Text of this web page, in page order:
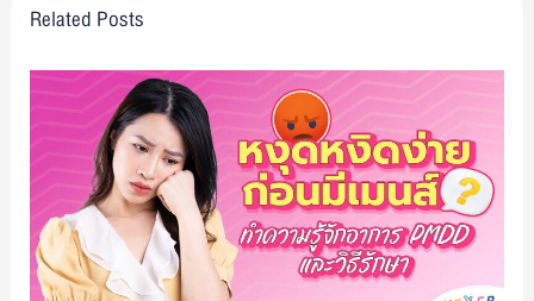
Related Posts